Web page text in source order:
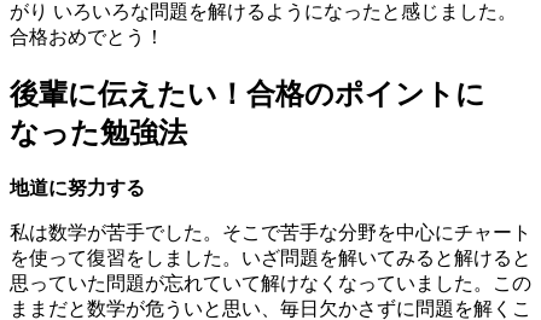
がり いろいろな問題を解けるようになったと感じました。
合格おめでとう！
後輩に伝えたい！合格のポイントに
なった勉強法
地道に努力する
私は数学が苦手でした。そこで苦手な分野を中心にチャート
を使って復習をしました。いざ問題を解いてみると解けると
思っていた問題が忘れていて解けなくなっていました。この
ままだと数学が危ういと思い、毎日欠かさずに問題を解くこ